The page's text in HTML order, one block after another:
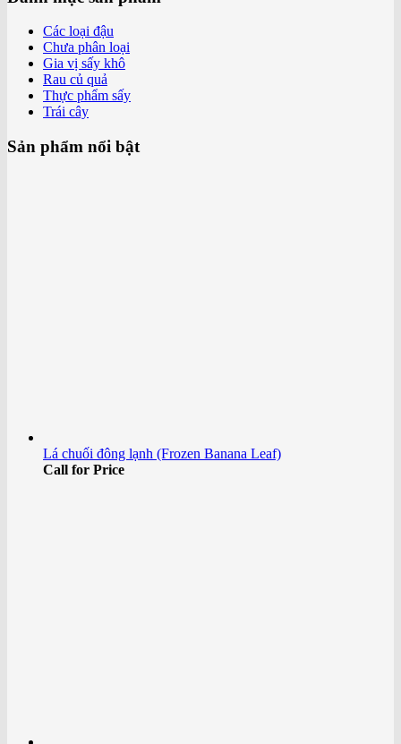
Các loại đậu
Chưa phân loại
Gia vị sấy khô
Rau củ quả
Thực phẩm sấy
Trái cây
Sản phẩm nổi bật
Lá chuối đông lạnh (Frozen Banana Leaf)
Call for Price